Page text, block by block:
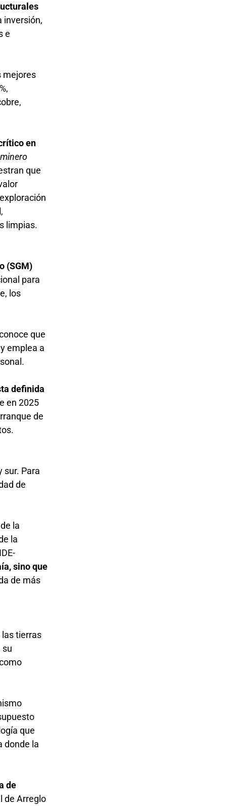
inversión,
e
mejores
en
que
limpias.
(SGM)
para
los
que
emplea a
definida
en 2025
de
sur. Para
de
la
la
sino que
de más
las tierras
su
que
donde la
de
de Arreglo